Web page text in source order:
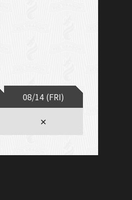
08/14 (FRI)
✕